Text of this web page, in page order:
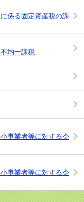
係る固定資産税の課
均一課税
事業者等に対する令
事業者等に対する令